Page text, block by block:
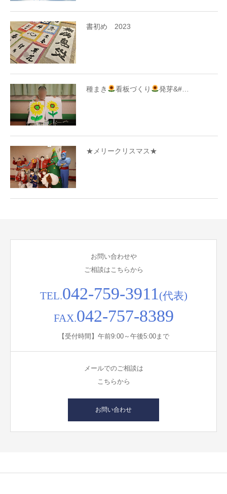
書初め 2023
種まき 看板づくり 発芽&#…
★メリークリスマス★
お問い合わせや
ご相談はこちらから
TEL.042-759-3911 (代表)
FAX.042-757-8389
【受付時間】午前9:00～午後5:00まで
メールでのご相談は
こちらから
お問い合わせ